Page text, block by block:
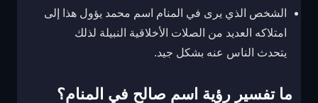
الشخص الذي يرى في المنام اسم محمد يؤول هذا إلى
امتلاكه العديد من الصلات الأخلاقية النبيلة لذلك
يتحدث الناس عنه بشكل جيد.
ما تفسير رؤية اسم صالح في المنام؟